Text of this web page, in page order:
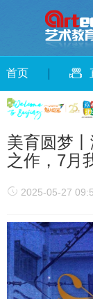
首页
美育圆梦
之作，7月
2025-05-27